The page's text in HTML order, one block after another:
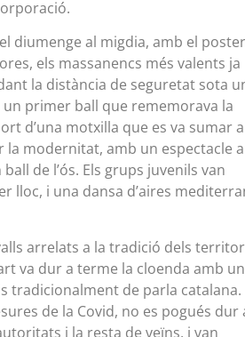
diumenge al migdia, amb el
els massanencs més valents ja
la distància de seguretat sota
un primer ball que rememorava la
d’una motxilla que es va sumar
la modernitat, amb un espectacle
de l’ós. Els grups juvenils van
lloc, i una dansa d’aires
arrelats a la tradició dels
va dur a terme la cloenda amb
tradicionalment de parla catalana.
de la Covid, no es pogués dur
i la resta de veïns, i van